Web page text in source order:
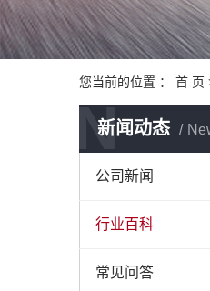
您当前的位置 ： 首 页
新闻动态
N
公司新闻
行业百科
常见问答